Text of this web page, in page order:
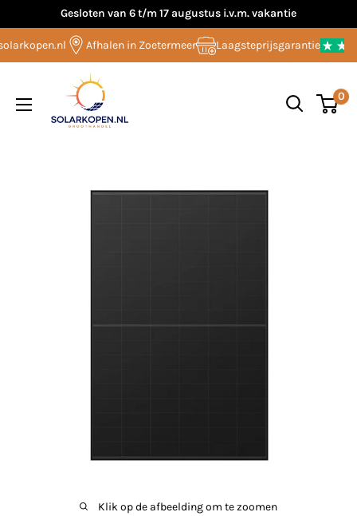
inhoud
Gesloten van 6 t/m 17 augustus i.v.m. vakantie
Afhalen in Zoetermeer Laagsteprijsgarantie
Solarkopen.nl
0
Klik op de afbeelding om te zoomen